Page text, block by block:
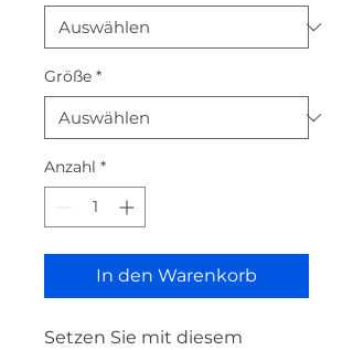
Größe *
Anzahl *
In den Warenkorb
Setzen Sie mit diesem